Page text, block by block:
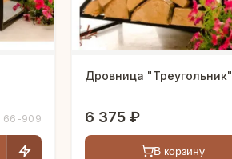
66-909
Дровница "Треугольник"
6 375 ₽
В корзину